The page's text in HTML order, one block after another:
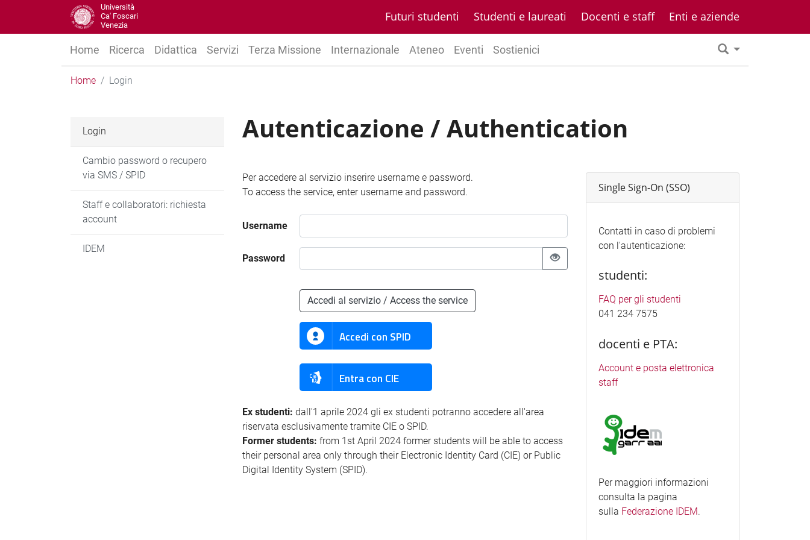
Università
Ca' Foscari
Venezia
Futuri studenti Studenti e laureati Docenti e staff Enti e aziende
Home Ricerca Didattica Servizi Terza Missione Internazionale Ateneo Eventi Sostienici
Home Login
Autenticazione / Authentication
Per accedere al servizio inserire username e password.
To access the service, enter username and password.
Username
Password
Accedi al servizio / Access the service
Accedi con SPID
Entra con CIE
Ex studenti: dall'1 aprile 2024 gli ex studenti potranno accedere all'area
riservata esclusivamente tramite CIE o SPID.
Former students: from 1st April 2024 former students will be able to access
their personal area only through their Electronic Identity Card (CIE) or Public
Digital Identity System (SPID).
Single Sign-On (SSO)
Contatti in caso di problemi
con l'autenticazione:
studenti:
FAQ per gli studenti
041 234 7575
docenti e PTA:
Account e posta elettronica
staff
Per maggiori informazioni
consulta la pagina
sulla Federazione IDEM.
Login
Cambio password o recupero
via SMS / SPID
Staff e collaboratori: richiesta
account
IDEM